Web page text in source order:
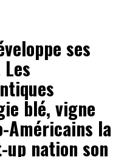
ses
blé, vigne
Américains la
nation son